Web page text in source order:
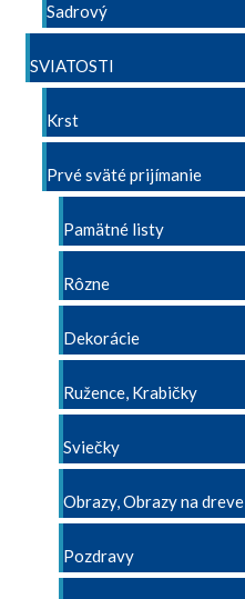
Sadrový
SVIATOSTI
Krst
Prvé sväté prijímanie
Pamätné listy
Rôzne
Dekorácie
Ružence, Krabičky
Sviečky
Obrazy, Obrazy na dreve
Pozdravy